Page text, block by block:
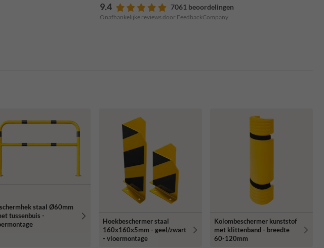
9.4 7061 beoordelingen
Onafhankelijke reviews door FeedbackCompany
staal Ø60mm
tussenbuis -
Hoekbeschermer staal
160x160x5mm - geel/zwart
- vloermontage
Kolombeschermer kunststof
met klittenband - breedte
60-120mm